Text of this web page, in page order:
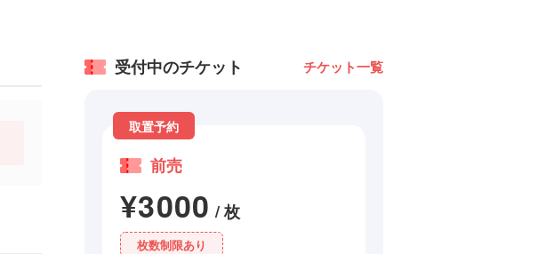
受付中のチケット チケット一覧
取置予約
前売
¥3000 / 枚
枚数制限あり